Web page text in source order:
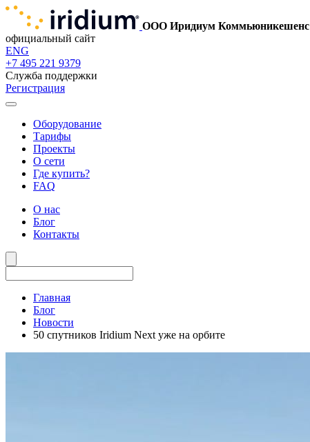
ООО Иридиум Коммьюникешенс
официальный сайт
ENG
+7 495 221 9379
Служба поддержки
Регистрация
Оборудование
Тарифы
Проекты
О сети
Где купить?
FAQ
О нас
Блог
Контакты
Главная
Блог
Новости
50 спутников Iridium Next уже на орбите